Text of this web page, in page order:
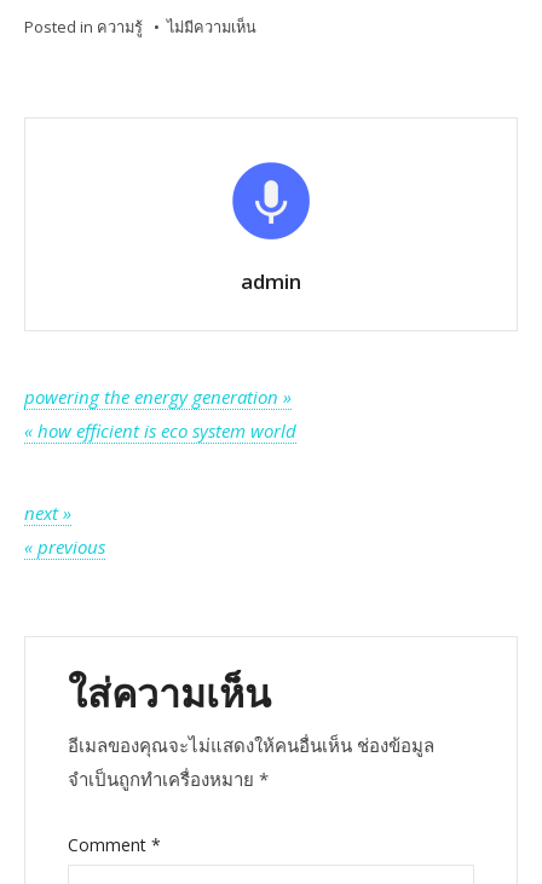
Posted in ความรู้ •ไม่มีความเห็น
depends
admin
แนะแนว
เรื่อง
powering the energy generation »
« how efficient is eco system world
แนะแนว
เรื่อง
next »
« previous
ใส่ความเห็น
อีเมลของคุณจะไม่แสดงให้คนอื่นเห็น ช่องข้อมูล
จำเป็นถูกทำเครื่องหมาย *
Comment *